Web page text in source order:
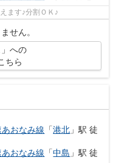
ます♪分割ＯＫ♪
せん。
」への
ちら
おなみ線 「港北 」駅 徒
おなみ線 「中島 」駅 徒